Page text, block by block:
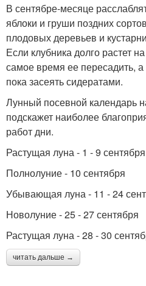
В сентябре-месяце
яблоки и груши поздних
плодовых деревьев и
Если клубника долго растет
самое время ее пересадить,
пока засеять сидератами.
Лунный посевной календарь
подскажет наиболее
работ дни.
Растущая луна - 1 - 9 сентября
Полнолуние - 10 сентября
Убывающая луна - 11 - 24
Новолуние - 25 - 27 сентября
Растущая луна - 28 - 30
читать дальше →